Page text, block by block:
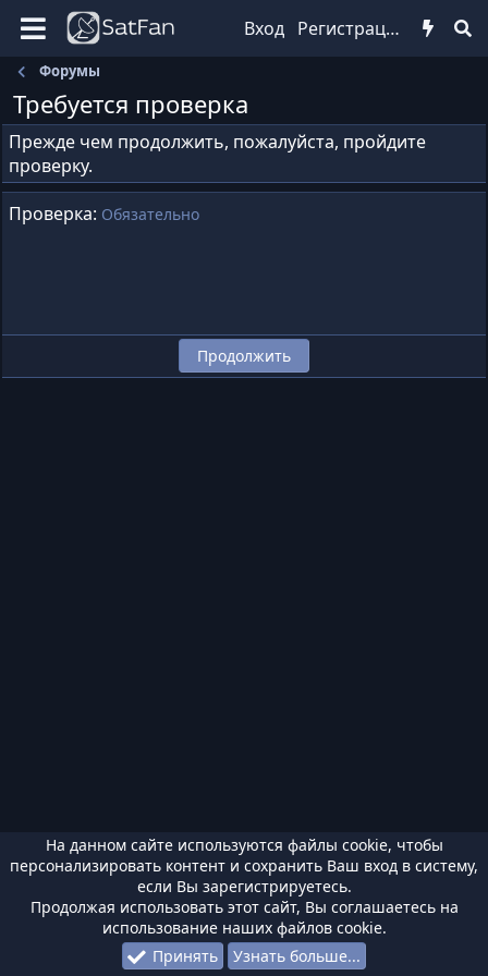
Вход Регистрация
Форумы
Требуется проверка
Прежде чем продолжить, пожалуйста, пройдите
проверку.
Проверка Обязательно
Продолжить
На данном сайте используются файлы cookie, чтобы
персонализировать контент и сохранить Ваш вход в систему,
если Вы зарегистрируетесь.
Продолжая использовать этот сайт, Вы соглашаетесь на
использование наших файлов cookie.
Принять
Узнать больше...